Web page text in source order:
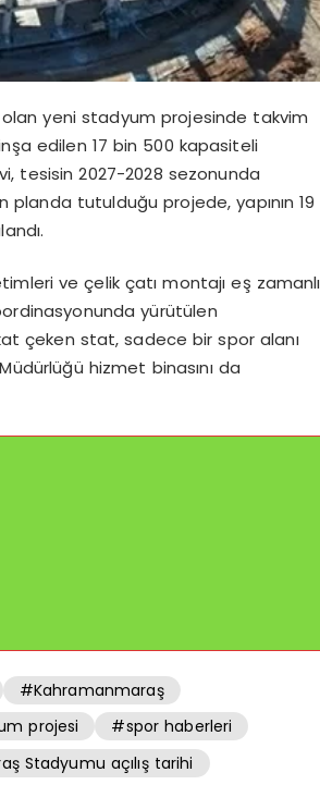
olan yeni stadyum projesinde takvim
edilen 17 bin 500 kapasiteli
tesisin 2027-2028 sezonunda
planda tutulduğu projede, yapının 19
ve çelik çatı montajı eş zamanlı
yürütülen
çeken stat, sadece bir spor alanı
hizmet binasını da
#Kahramanmaraş
projesi
#spor haberleri
Stadyumu açılış tarihi